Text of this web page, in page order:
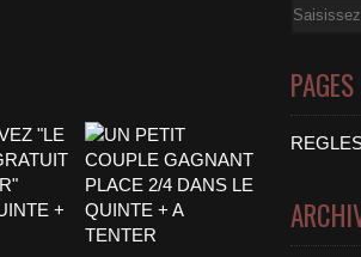
Email
PAGES